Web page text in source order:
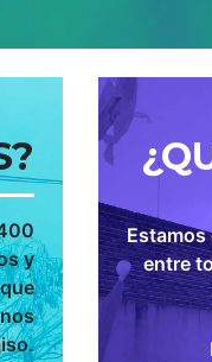
y
Estamos
entre